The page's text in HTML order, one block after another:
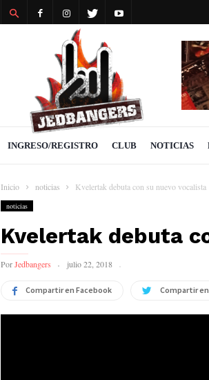
INGRESO/REGISTRO CLUB NOTICIAS
Inicio noticias Kvelertak debuta con su nuevo vocalista
noticias
Kvelertak debuta
PorJedbangers julio 22, 2018
Compartir en Facebook Compartir